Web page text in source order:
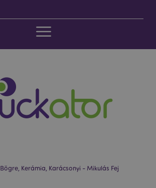
Bögre, Kerámia, Karácsonyi - Mikulás Fej